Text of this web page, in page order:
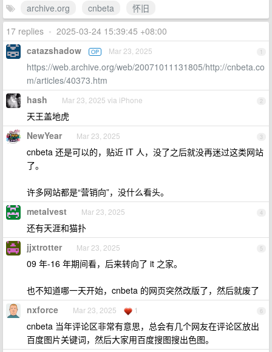
archive.org
cnbeta
怀旧
17 replies • 2025-03-24 15:39:45 +08:00
1
catazshadow OP Mar 23, 2025
https://web.archive.org/web/20071011131805/http://cnbeta.co
m/articles/40373.htm
2
hash Mar 23, 2025 via iPhone
天王盖地虎
3
NewYear Mar 23, 2025
cnbeta 还是可以的，贴近 IT 人，没了之后就没再迷过这类网站
了。
许多网站都是“营销向”，没什么看头。
4
metalvest Mar 23, 2025
还有天涯和猫扑
5
jjxtrotter Mar 23, 2025
09 年-16 年期间看，后来转向了 it 之家。
也不知道哪一天开始，cnbeta 的网页突然改版了，然后就废了
6
nxforce Mar 23, 2025 1
cnbeta 当年评论区非常有意思，总会有几个网友在评论区放出
百度图片关键词，然后大家用百度搜图搜出色图。